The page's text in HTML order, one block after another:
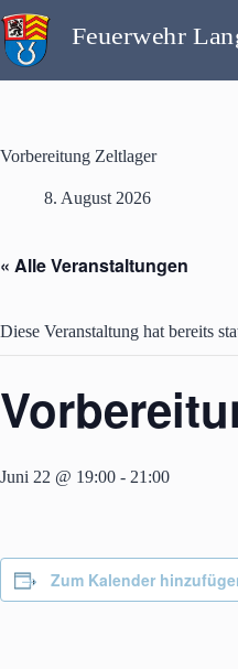
Inhalt
springen
Vorbereitung Zeltlager
8. August 2026
« Alle Veranstaltungen
Diese Veranstaltung hat bereits
Juni 22 @ 19:00 - 21:00
Zum Kalender